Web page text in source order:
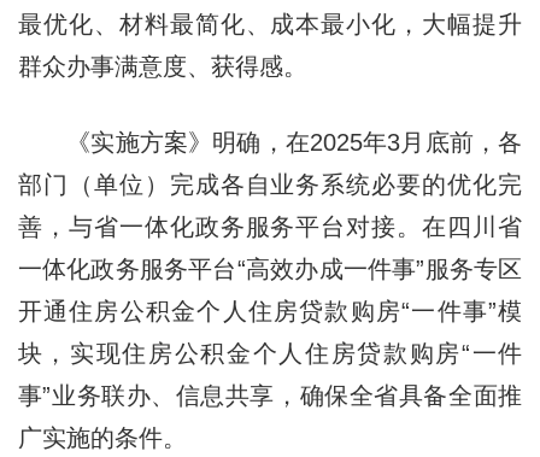
最优化、材料最简化、成本最小化，大幅提升
群众办事满意度、获得感。
《实施方案》明确，在2025年3月底前，各
部门（单位）完成各自业务系统必要的优化完
善，与省一体化政务服务平台对接。在四川省
一体化政务服务平台“高效办成一件事”服务专区
开通住房公积金个人住房贷款购房“一件事”模
块，实现住房公积金个人住房贷款购房“一件
事”业务联办、信息共享，确保全省具备全面推
广实施的条件。